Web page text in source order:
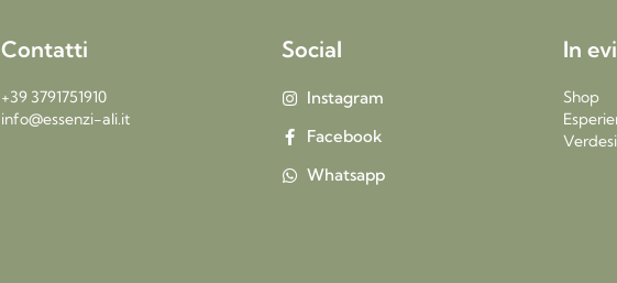
Contatti
+39 3791751910
info@essenzi-ali.it
Social
Instagram
Facebook
Whatsapp
In
Shop